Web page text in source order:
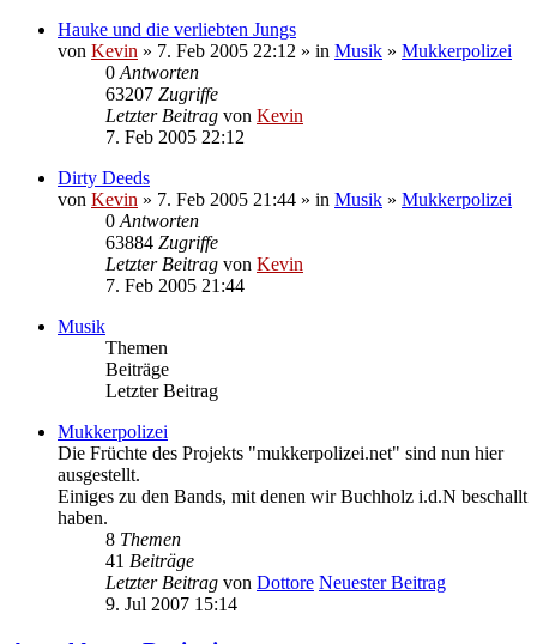
Hauke und die verliebten Jungs
von Kevin » 7. Feb 2005 22:12 » in Musik » Mukkerpolizei
0 Antworten
63207 Zugriffe
Letzter Beitrag von Kevin
7. Feb 2005 22:12
Dirty Deeds
von Kevin » 7. Feb 2005 21:44 » in Musik » Mukkerpolizei
0 Antworten
63884 Zugriffe
Letzter Beitrag von Kevin
7. Feb 2005 21:44
Musik
Themen
Beiträge
Letzter Beitrag
Mukkerpolizei
Die Früchte des Projekts "mukkerpolizei.net" sind nun hier
ausgestellt.
Einiges zu den Bands, mit denen wir Buchholz i.d.N beschallt
haben.
8 Themen
41 Beiträge
Letzter Beitrag von Dottore Neuester Beitrag
9. Jul 2007 15:14